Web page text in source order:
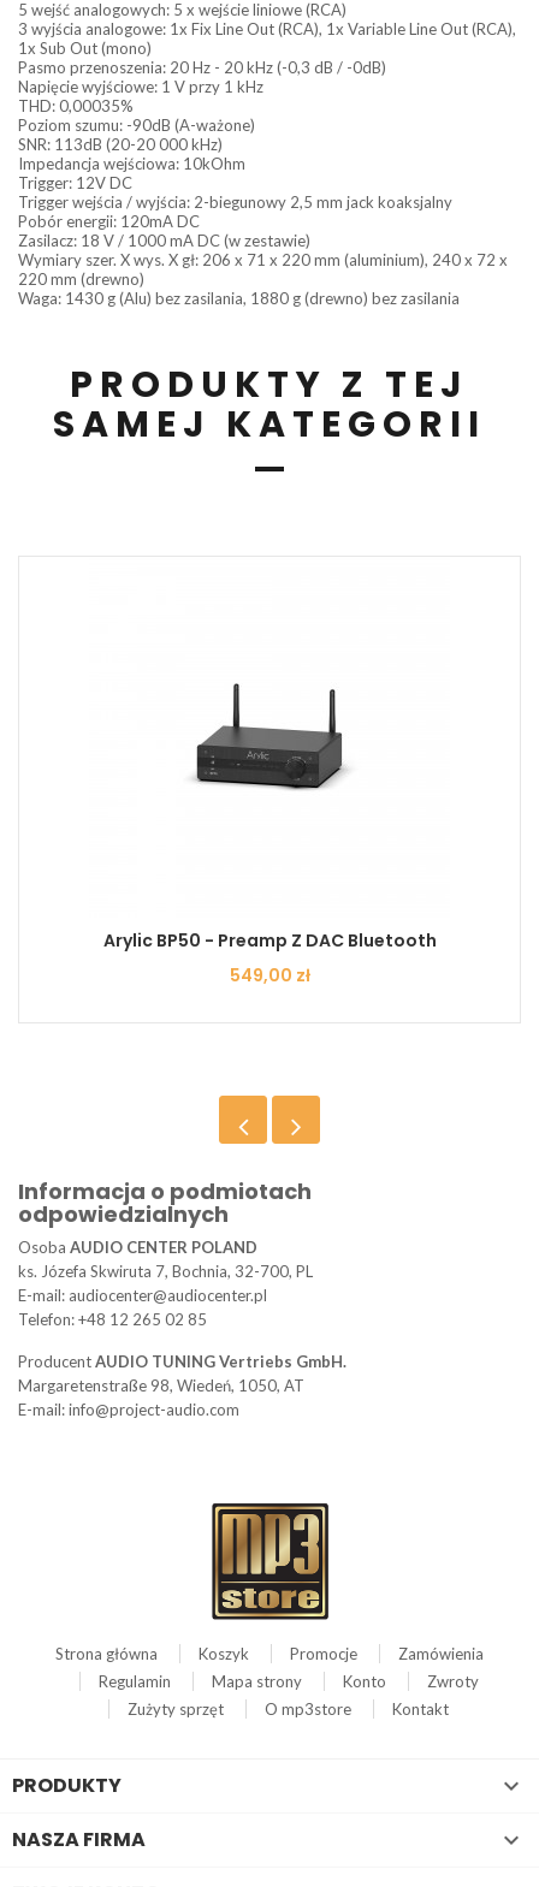
5 wejść analogowych: 5 x wejście liniowe (RCA)
3 wyjścia analogowe: 1x Fix Line Out (RCA), 1x Variable Line Out (RCA),
1x Sub Out (mono)
Pasmo przenoszenia: 20 Hz - 20 kHz (-0,3 dB / -0dB)
Napięcie wyjściowe: 1 V przy 1 kHz
THD: 0,00035%
Poziom szumu: -90dB (A-ważone)
SNR: 113dB (20-20 000 kHz)
Impedancja wejściowa: 10kOhm
Trigger: 12V DC
Trigger wejścia / wyjścia: 2-biegunowy 2,5 mm jack koaksjalny
Pobór energii: 120mA DC
Zasilacz: 18 V / 1000 mA DC (w zestawie)
Wymiary szer. X wys. X gł: 206 x 71 x 220 mm (aluminium), 240 x 72 x
220 mm (drewno)
Waga: 1430 g (Alu) bez zasilania, 1880 g (drewno) bez zasilania
PRODUKTY Z TEJ
SAMEJ KATEGORII
Arylic BP50 - Preamp Z DAC Bluetooth
Cena
549,00 zł
Informacja o podmiotach
odpowiedzialnych
Osoba AUDIO CENTER POLAND
ks. Józefa Skwiruta 7, Bochnia, 32-700, PL
E-mail: audiocenter@audiocenter.pl
Telefon: +48 12 265 02 85
ProducentAUDIO TUNING Vertriebs GmbH.
Margaretenstraße 98, Wiedeń, 1050, AT
E-mail: info@project-audio.com
Strona główna Koszyk Promocje
Zamówienia
Regulamin
Mapa strony Konto
Zwroty
Zużyty sprzęt
O mp3store Kontakt
PRODUKTY 
NASZA FIRMA 